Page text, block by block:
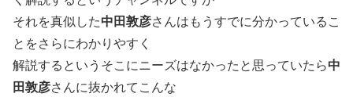
それを真似した中田敦彦さんはもうすでに分かっているこ
とをさらにわかりやすく
解説するというそこにニーズはなかったと思っていたら中
田敦彦さんに抜かれてこんな